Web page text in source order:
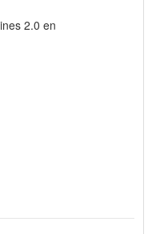
2.0 en